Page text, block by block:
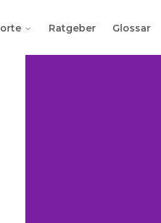
Ratgeber Glossar